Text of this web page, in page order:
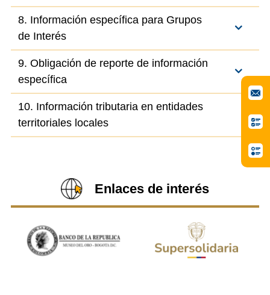
8. Información específica para Grupos
de Interés
9. Obligación de reporte de información
específica
10. Información tributaria en entidades
territoriales locales
Enlaces de interés